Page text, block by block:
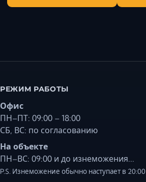
РЕЖИМ РАБОТЫ
Офис
ПН–ПТ: 09:00 – 18:00
СБ, ВС: по согласованию
На объекте
ПН–ВС: 09:00 и до изнеможения...
P.S. Изнеможение обычно наступает в 20:00